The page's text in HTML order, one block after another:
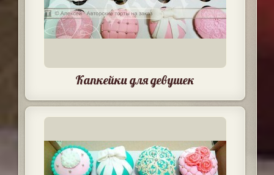
Капкейки для девушек